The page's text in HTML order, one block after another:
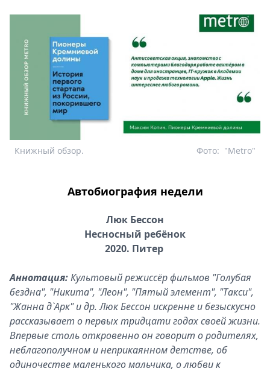
Книжный обзор. "Metro"
Фото:
Автобиография недели
Люк Бессон
Несносный ребёнок
2020. Питер
Аннотация:Культовый режиссёр фильмов "Голубая
бездна", "Никита", "Леон", "Пятый элемент", "Такси",
"Жанна д`Арк" и др. Люк Бессон искренне и безыскусно
рассказывает о первых тридцати годах своей жизни.
Впервые столь откровенно он говорит о родителях,
неблагополучном и неприкаянном детстве, об
одиночестве маленького мальчика, о любви к